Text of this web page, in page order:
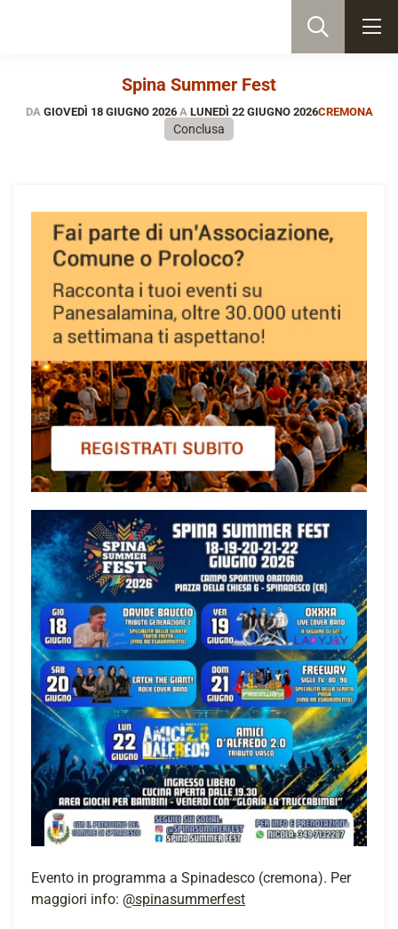
Spina Summer Fest
DAGIOVEDÌ 18 GIUGNO 2026 ALUNEDÌ 22 GIUGNO 2026CREMONA
Conclusa
Evento in programma a Spinadesco (cremona). Per
maggiori info: @spinasummerfest